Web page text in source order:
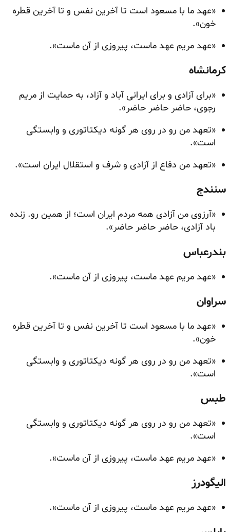
«عهد ما با مسعود است تا آخرین نفس و تا آخرین قطره
خون».
«عهد مریم عهد ماست، پیروزی از آن ماست».
کرمانشاه
«برای آزادی و برای ایرانی آباد و آزاد، به حمایت از مریم
رجوی، حاضر حاضر حاضر».
«تعهد من رو در روی هر گونه دیکتاتوری و وابستگی
است».
«تعهد من دفاع از آزادی و شرف و استقلال ایران است».
سنندج
«آرزوی من آزادی همه مردم ایران است؛ از همین رو. زنده
باد آزادی، حاضر حاضر حاضر».
بندرعباس
«عهد مریم عهد ماست، پیروزی از آن ماست».
سراوان
«عهد ما با مسعود است تا آخرین نفس و تا آخرین قطره
خون».
«تعهد من رو در روی هر گونه دیکتاتوری و وابستگی
است».
طبس
«تعهد من رو در روی هر گونه دیکتاتوری و وابستگی
است».
«عهد مریم عهد ماست، پیروزی از آن ماست».
الیگودرز
«عهد مریم عهد ماست، پیروزی از آن ماست».